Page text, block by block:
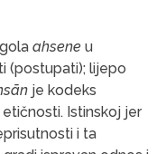
ahsene u
(postupati); lijepo
je kodeks
Istinskoj jer
i ta